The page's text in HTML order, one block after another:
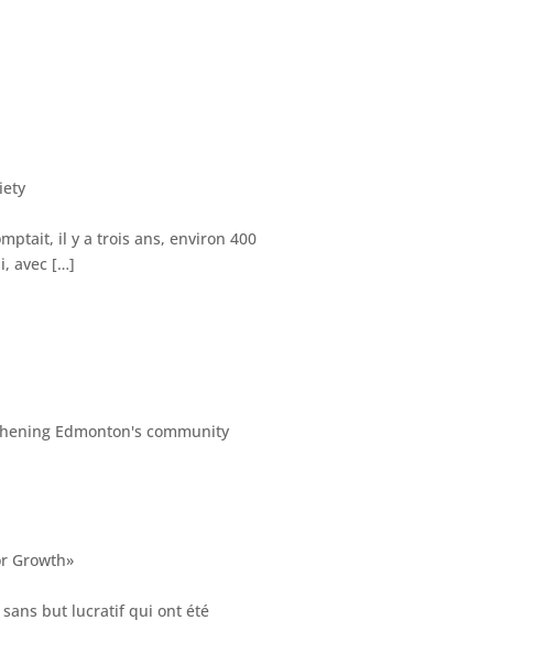
il y a trois ans, environ 400
avec […]
Growth»
sans but lucratif qui ont été